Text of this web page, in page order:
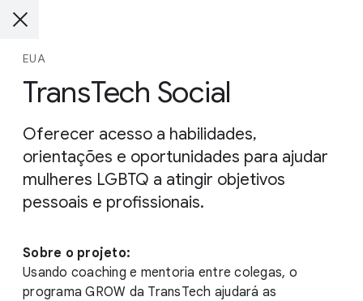
EUA
TransTech Social
Oferecer acesso a habilidades,
orientações e oportunidades para ajudar
mulheres LGBTQ a atingir objetivos
pessoais e profissionais.
Sobre o projeto:
Usando coaching e mentoria entre colegas, o
programa GROW da TransTech ajudará as